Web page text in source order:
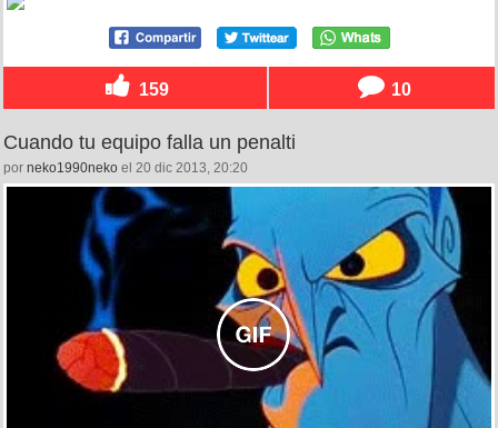
159 10
Cuando tu equipo falla un penalti
por neko1990neko el 20 dic 2013, 20:20